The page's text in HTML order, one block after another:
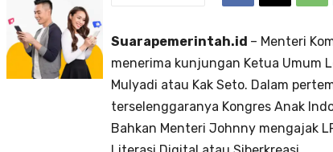
Suarapemerintah.id – Menteri
menerima kunjungan Ketua Umum
Mulyadi atau Kak Seto. Dalam
terselenggaranya Kongres Anak
Bahkan Menteri Johnny mengajak